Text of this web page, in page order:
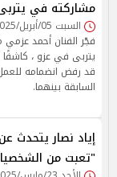
مشاركته في
السبت 05/أبريل/2025 - 12:22 ص
فجّر الفنان أحمد
يتربى في عزو ، كاشفًا
قد رفض انضمامه للعمل
السابقة بينهما.
إياد نصار
"تعبت من